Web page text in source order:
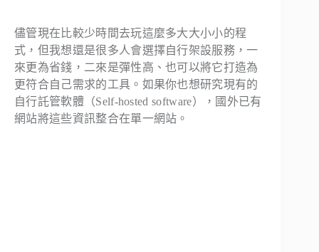
儘管現在比較少時間去玩這麼多大大小小的程
式，但我想還是很多人會選擇自行架設服務，一
來更為省錢，二來是彈性高、也可以將它打造為
更符合自己需求的工具。如果你也想研究現有的
自行託管軟體（Self-hosted software），國外已有
網站將這些資訊整合在單一網站。